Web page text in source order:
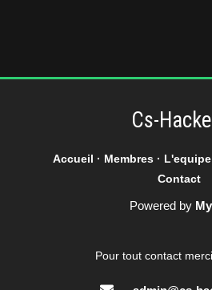
Cs-
Accueil · Membres·
Contact
Powered by
Pour tout contact